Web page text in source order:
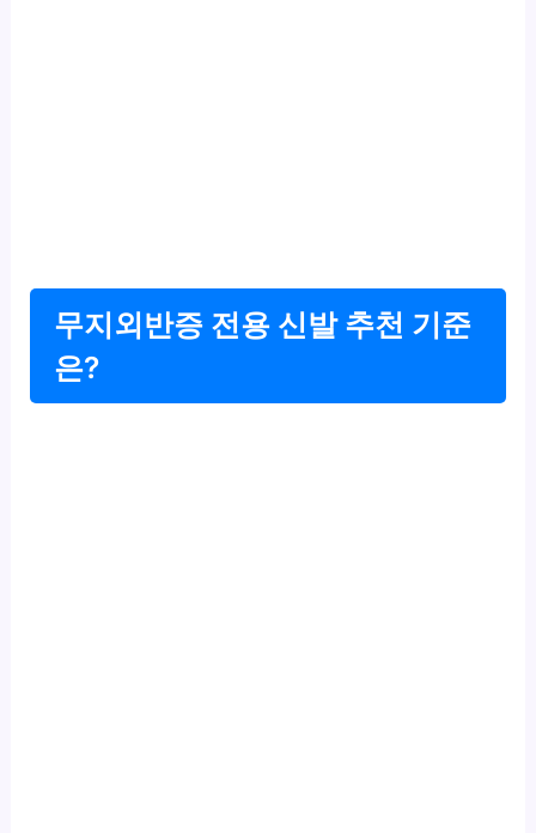
무지외반증 전용 신발 추천 기준
은?